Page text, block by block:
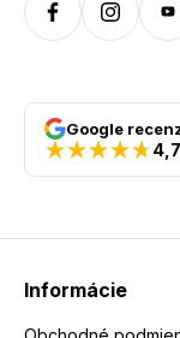
Google
4,7
Informácie